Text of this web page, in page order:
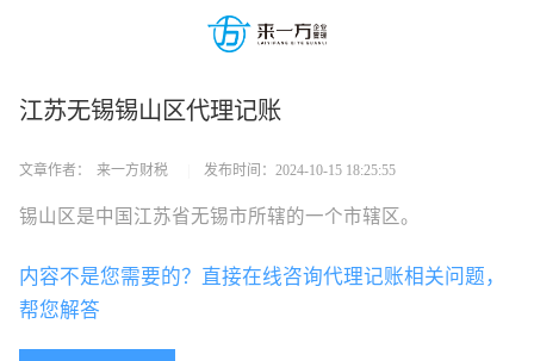
江苏无锡锡山区代理记账
文章作者： 来一方财税 发布时间：2024-10-15 18:25:55
锡山区是中国江苏省无锡市所辖的一个市辖区。
内容不是您需要的？直接在线咨询代理记账相关问题，
帮您解答